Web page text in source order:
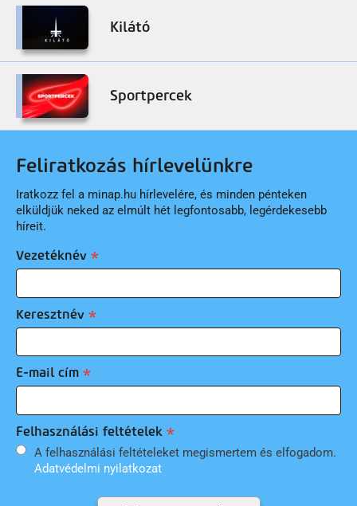
Kilátó
Sportpercek
Feliratkozás hírlevelünkre
Iratkozz fel a minap.hu hírlevelére, és minden pénteken
elküldjük neked az elmúlt hét legfontosabb, legérdekesebb
híreit.
Vezetéknév
Keresztnév
E-mail cím
Felhasználási feltételek
A felhasználási feltételeket megismertem és elfogadom.
Adatvédelmi nyilatkozat